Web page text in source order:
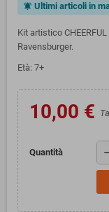
notifications_active Ultimi articoli in
Kit artistico CHEERFUL
Ravensburger.
Età: 7+
10,00 €
Quantità